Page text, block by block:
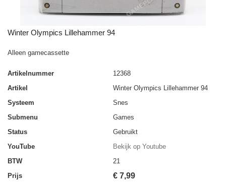
Winter Olympics Lillehammer 94
Alleen gamecassette
Artikelnummer
12368
Artikel
Winter Olympics Lillehammer 94
Systeem
Snes
Submenu
Games
Status
Gebruikt
YouTube
Bekijk op Youtube
BTW
21
Prijs
€ 7,99